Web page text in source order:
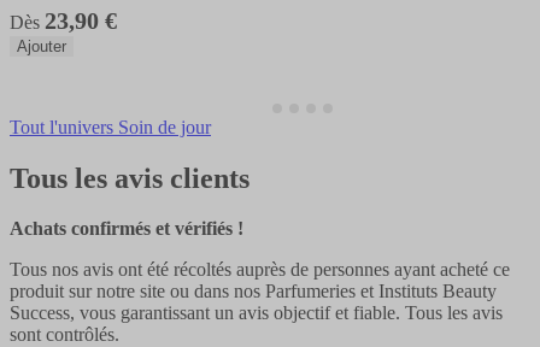
Dès 23,90 €
Ajouter
Tout l'univers Soin de jour
Tous les avis clients
Achats confirmés et vérifiés !
Tous nos avis ont été récoltés auprès de personnes ayant acheté ce
produit sur notre site ou dans nos Parfumeries et Instituts Beauty
Success, vous garantissant un avis objectif et fiable. Tous les avis
sont contrôlés.